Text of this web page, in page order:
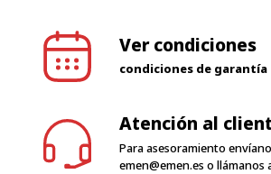
Ver condiciones
condiciones de garantía
Atención al
Para asesoramiento
emen@emen.es o llámanos